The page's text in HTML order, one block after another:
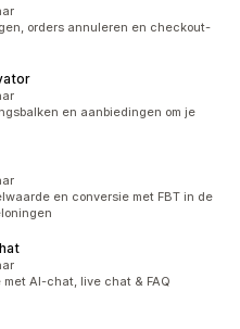
orders annuleren en checkout-
en aanbiedingen om je
en conversie met FBT in de
AI-chat, live chat & FAQ